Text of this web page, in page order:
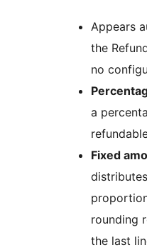
Appears
the
no
a
Fixed
rounding
the last